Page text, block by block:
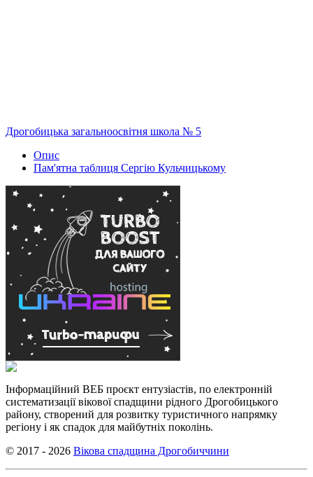
Дрогобицька загальноосвітня школа № 5
Опис
Пам'ятна таблиця Сергію Кульчицькому
Інформаційний ВЕБ проєкт ентузіастів, по електронній
систематизації вікової спадщини рідного Дрогобицького
району, створений для розвитку туристичного напрямку
регіону і як спадок для майбутніх поколінь.
© 2017 - 2026 Вікова спадщина Дрогобиччини